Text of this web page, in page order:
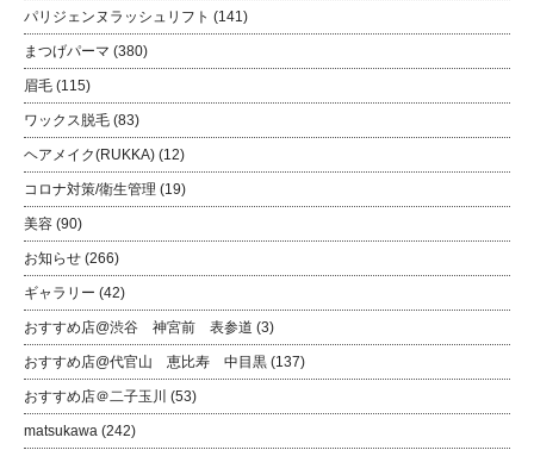
パリジェンヌラッシュリフト (141)
まつげパーマ (380)
眉毛 (115)
ワックス脱毛 (83)
ヘアメイク(RUKKA) (12)
コロナ対策/衛生管理 (19)
美容 (90)
お知らせ (266)
ギャラリー (42)
おすすめ店@渋谷 神宮前 表参道 (3)
おすすめ店@代官山 恵比寿 中目黒 (137)
おすすめ店＠二子玉川 (53)
matsukawa (242)